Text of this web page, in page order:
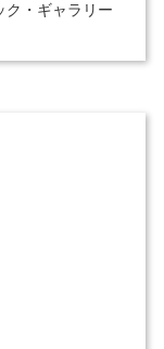
ク・ギャラリー